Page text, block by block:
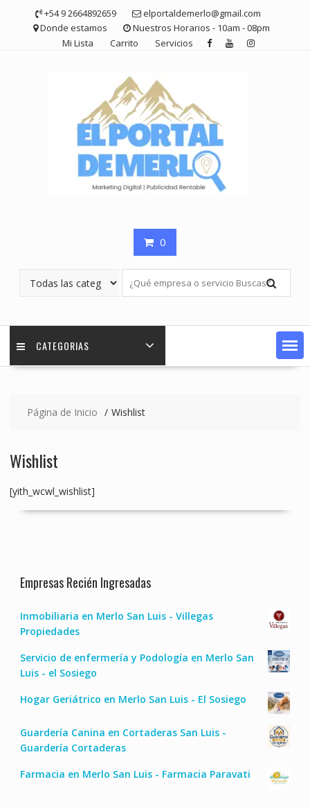
contenido
+54 9 2664892659
elportaldemerlo@gmail.com
Donde estamos
Nuestros Horarios - 10am - 08pm
Mi Lista
Carrito Servicios
0
CATEGORIAS
Página de Inicio Wishlist
Wishlist
[yith_wcwl_wishlist]
Empresas Recién Ingresadas
Inmobiliaria en Merlo San Luis - Villegas
Propiedades
Servicio de enfermería y Podología en Merlo San
Luis - el Sosiego
Hogar Geriátrico en Merlo San Luis - El Sosiego
Guardería Canina en Cortaderas San Luis -
Guardería Cortaderas
Farmacia en Merlo San Luis - Farmacia Paravati